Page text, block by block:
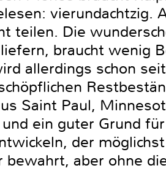
vierundachtzig.
teilen. Die
braucht wenig
allerdings schon
Saint Paul,
ein guter Grund
der
bewahrt, aber ohne